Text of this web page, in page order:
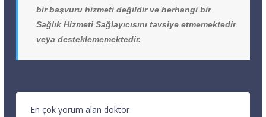
bir başvuru hizmeti değildir ve herhangi bir
Sağlık Hizmeti Sağlayıcısını tavsiye etmemektedir
veya desteklememektedir.
En çok yorum alan doktor